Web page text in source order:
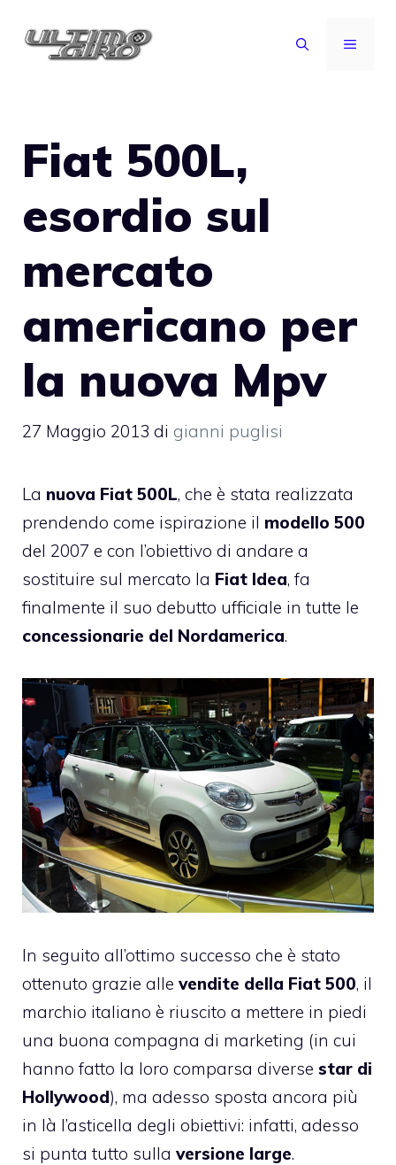
MENU
Fiat 500L,
esordio sul
mercato
americano per
la nuova Mpv
27 Maggio 2013 di gianni puglisi
La nuova Fiat 500L, che è stata realizzata
prendendo come ispirazione il modello 500
del 2007 e con l’obiettivo di andare a
sostituire sul mercato la Fiat Idea, fa
finalmente il suo debutto ufficiale in tutte le
concessionarie del Nordamerica.
In seguito all’ottimo successo che è stato
ottenuto grazie alle vendite della Fiat 500, il
marchio italiano è riuscito a mettere in piedi
una buona compagna di marketing (in cui
hanno fatto la loro comparsa diverse star di
Hollywood), ma adesso sposta ancora più
in là l’asticella degli obiettivi: infatti, adesso
si punta tutto sulla versione large.